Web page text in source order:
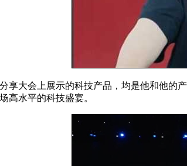
享大会上展示的科技产品，均是他和他的
高水平的科技盛宴。